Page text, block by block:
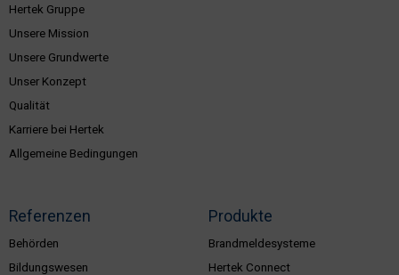
Hertek Gruppe
Unsere Mission
Unsere Grundwerte
Unser Konzept
Qualität
Karriere bei Hertek
Allgemeine Bedingungen
Referenzen
Behörden
Bildungswesen
Produkte
Brandmeldesysteme
Hertek Connect